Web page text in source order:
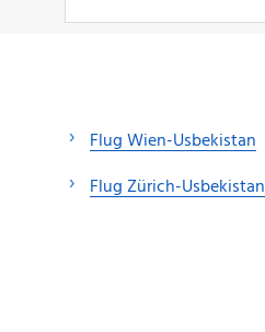
Flug Wien-Usbekistan
Flug Zürich-Usbekistan